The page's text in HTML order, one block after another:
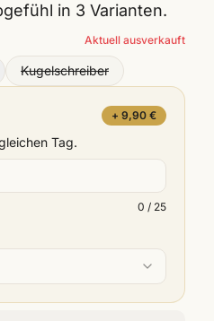
in 3 Varianten.
Aktuell ausverkauft
Kugelschreiber
+ 9,90 €
Tag.
0 / 25